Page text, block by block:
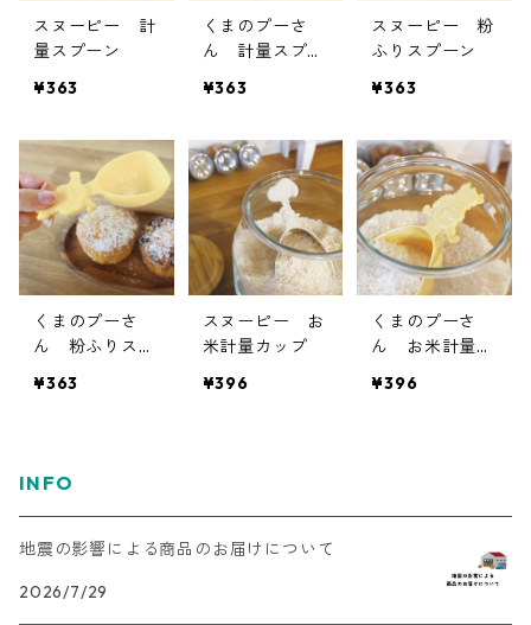
スヌーピー 計
量スプーン
¥363
くまのプーさ
ん 計量スプー
¥363
スヌーピー 粉
ふりスプーン
¥363
くまのプーさ
ん 粉ふりスプ
¥363
スヌーピー お
米計量カップ
¥396
くまのプーさ
ん お米計量カ
¥396
INFO
地震の影響による商品のお届けについて
2026/7/29